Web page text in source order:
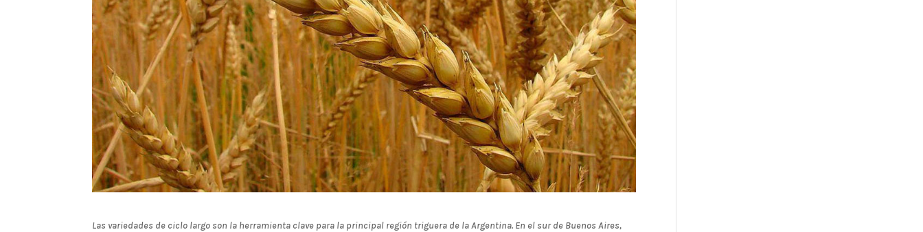
Las variedades de ciclo largo son la herramienta clave para la principal región triguera de la Argentina. En el sur de Buenos Aires,